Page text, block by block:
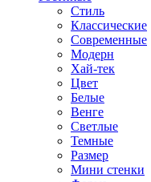
Стиль
Классические
Современные
Модерн
Хай-тек
Цвет
Белые
Венге
Светлые
Темные
Размер
Мини стенки